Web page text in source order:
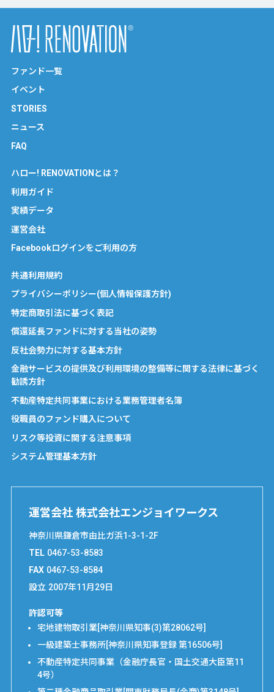
ファンド一覧
イベント
STORIES
ニュース
FAQ
ハロー! RENOVATIONとは？
利用ガイド
実績データ
運営会社
Facebookログインをご利用の方
共通利用規約
プライバシーポリシー(個人情報保護方針)
特定商取引法に基づく表記
償還延長ファンドに対する当社の姿勢
反社会勢力に対する基本方針
金融サービスの提供及び利用環境の整備等に関する法律に基づく
勧誘方針
不動産特定共同事業における業務管理者名簿
役職員のファンド購入について
リスク等投資に関する注意事項
システム管理基本方針
運営会社 株式会社エンジョイワークス
神奈川県鎌倉市由比ガ浜1-3-1-2F
TEL 0467-53-8583
FAX 0467-53-8584
設立 2007年11月29日
許認可等
宅地建物取引業[神奈川県知事(3)第28062号]
一級建築士事務所[神奈川県知事登録 第16506号]
不動産特定共同事業（金融庁長官・国土交通大臣第11
4号）